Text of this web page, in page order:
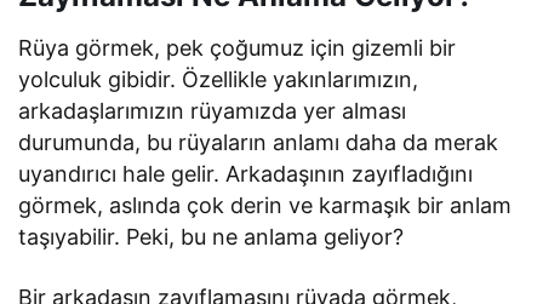
Rüya görmek, pek çoğumuz için gizemli bir
yolculuk gibidir. Özellikle yakınlarımızın,
arkadaşlarımızın rüyamızda yer alması
durumunda, bu rüyaların anlamı daha da merak
uyandırıcı hale gelir. Arkadaşının zayıfladığını
görmek, aslında çok derin ve karmaşık bir anlam
taşıyabilir. Peki, bu ne anlama geliyor?
Bir arkadaşın zayıflamasını rüyada görmek,